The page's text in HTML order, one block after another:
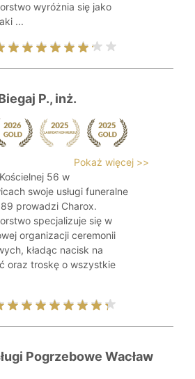
wyróżnia się jako
...
P., inż.
Pokaż więcej >>
56 w
swoje usługi funeralne
prowadzi Charox.
specjalizuje się w
organizacji ceremonii
kładąc nacisk na
oraz troskę o wszystkie
Pogrzebowe Wacław